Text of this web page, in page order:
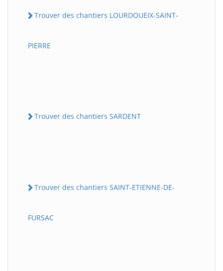
Trouver des chantiers LOURDOUEIX-SAINT-
PIERRE
Trouver des chantiers SARDENT
Trouver des chantiers SAINT-ETIENNE-DE-
FURSAC